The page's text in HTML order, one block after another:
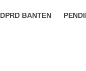
DPRD BANTEN